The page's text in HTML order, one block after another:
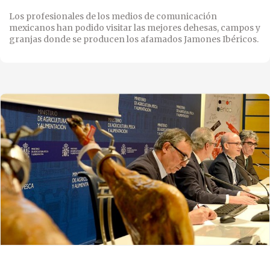
Los profesionales de los medios de comunicación
mexicanos han podido visitar las mejores dehesas, campos y
granjas donde se producen los afamados Jamones Ibéricos.